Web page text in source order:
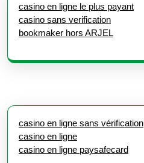
casino en ligne le plus payant
casino sans verification
bookmaker hors ARJEL
casino en ligne sans vérification
casino en ligne
casino en ligne paysafecard